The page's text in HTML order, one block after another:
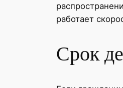
работает
Срок